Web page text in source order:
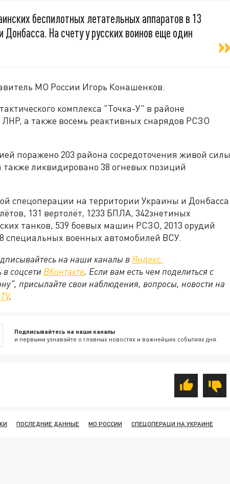
беспилотных летательных аппаратов в 13
Донбасса. На счету у русских воинов еще один
МО России Игорь Конашенков.
комплекса "Точка-У" в районе
а также восемь реактивных снарядов РСЗО
поражено 203 района сосредоточения живой силы
ликвидировано 38 огневых позиций
спецоперации на территории Украины и Донбасса
131 вертолёт, 1233 БПЛА, 342знетиных
танков, 539 боевых машин РСЗО, 2013 орудий
специальных военных автомобилей ВСУ.
на наши каналы вЯндекс.
соцсети ВКонтакте. Если вам есть чем поделиться с
присылайте свои наблюдения, вопросы, новости на
.
Подписывайтесь на наши каналы
и первыми узнавайте о главных новостях и важнейших событиях дня.
ПОСЛЕДНИЕ ДАННЫЕ МО РОССИИ СПЕЦОПЕРАЦИ НА УКРАИНЕ